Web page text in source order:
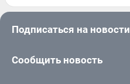
Подписаться на новости
Сообщить новость